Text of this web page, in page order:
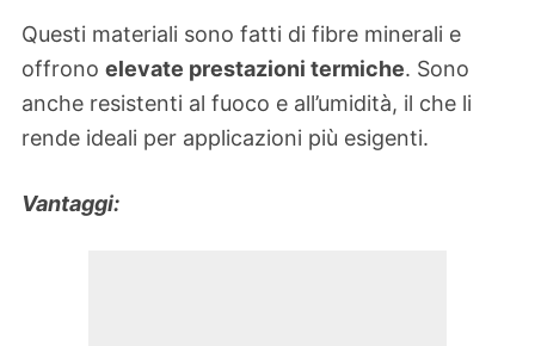
Questi materiali sono fatti di fibre minerali e
offrono elevate prestazioni termiche. Sono
anche resistenti al fuoco e all’umidità, il che li
rende ideali per applicazioni più esigenti.
Vantaggi: